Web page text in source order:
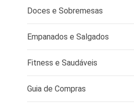
Doces e Sobremesas
Empanados e Salgados
Fitness e Saudáveis
Guia de Compras